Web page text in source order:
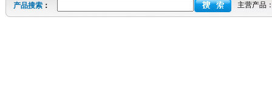
产品搜索： 主营产品